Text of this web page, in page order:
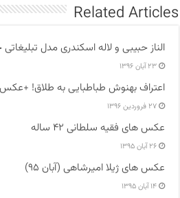
Related Articles
الناز حبیبی و لاله اسکندری مدل
۲۳ آبان ۱۳۹۶
اعتراف بهنوش طباطبایی به طلاق! +عکس
۲۷ فروردین ۱۳۹۶
عکس های فقیه سلطانی ۴۲ ساله
۲۶ آبان ۱۳۹۵
عکس های ژیلا امیرشاهی (آبان ۹۵)
۱۴ آبان ۱۳۹۵